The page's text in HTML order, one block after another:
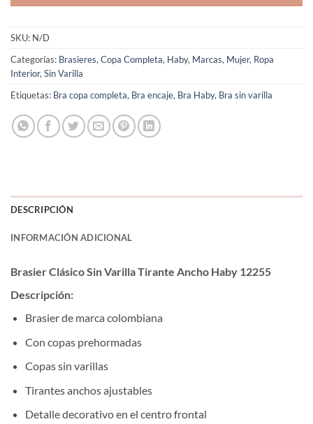
SKU: N/D
Categorías: Brasieres, Copa Completa, Haby, Marcas, Mujer, Ropa
Interior, Sin Varilla
Etiquetas: Bra copa completa, Bra encaje, Bra Haby, Bra sin varilla
DESCRIPCIÓN
INFORMACIÓN ADICIONAL
Brasier Clásico Sin Varilla Tirante Ancho Haby 12255
Descripción:
Brasier de marca colombiana
Con copas prehormadas
Copas sin varillas
Tirantes anchos ajustables
Detalle decorativo en el centro frontal